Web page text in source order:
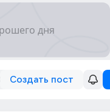
Создать пост